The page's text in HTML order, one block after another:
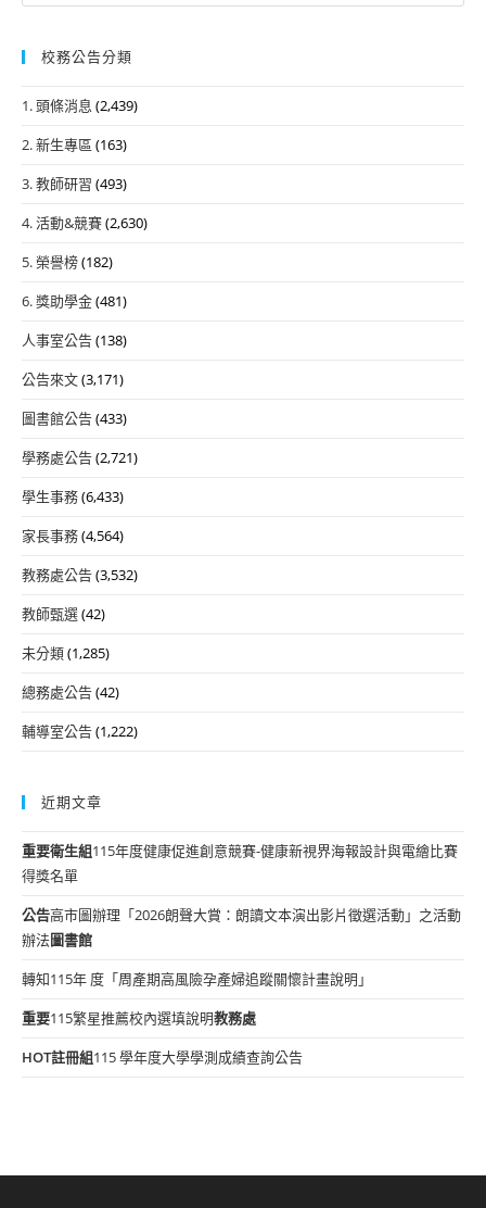
校務公告分類
1. 頭條消息 (2,439)
2. 新生專區 (163)
3. 教師研習 (493)
4. 活動&競賽(2,630)
5. 榮譽榜(182)
6. 獎助學金(481)
人事室公告(138)
公告來文(3,171)
圖書館公告(433)
學務處公告(2,721)
學生事務(6,433)
家長事務(4,564)
教務處公告(3,532)
教師甄選(42)
未分類(1,285)
總務處公告(42)
輔導室公告(1,222)
近期文章
重要衛生組115年度健康促進創意競賽-健康新視界海報設計與電繪比賽
得獎名單
公告高市圖辦理「2026朗聲大賞：朗讀文本演出影片徵選活動」之活動
辦法圖書館
轉知115年 度「周產期高風險孕產婦追蹤關懷計畫說明」
重要115繁星推薦校內選填說明教務處
HOT註冊組115 學年度大學學測成績查詢公告